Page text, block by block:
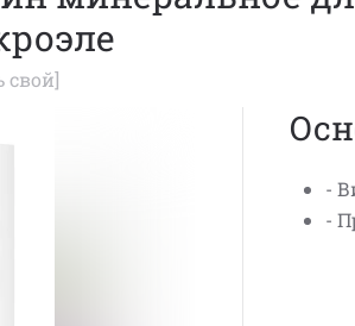
свой]
-
-